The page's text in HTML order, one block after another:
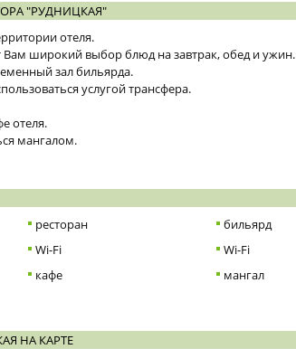
"РУДНИЦКАЯ"
отеля.
Вам широкий выбор блюд на завтрак, обед и ужин.
зал бильярда.
услугой трансфера.
отеля.
мангалом.
ресторан
бильярд
Wi-Fi
Wi-Fi
кафе
мангал
НА КАРТЕ